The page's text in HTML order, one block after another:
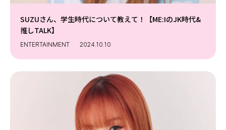
SUZUさん、学生時代について教えて！【ME:IのJK時代&
推しTALK】
ENTERTAINMENT 2024.10.10